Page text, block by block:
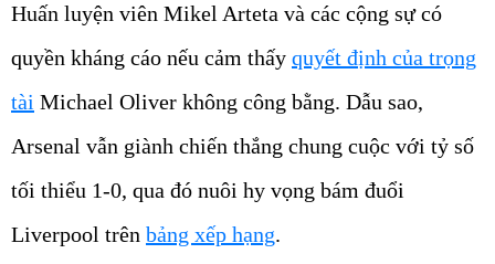
Huấn luyện viên Mikel Arteta và các cộng sự có
quyền kháng cáo nếu cảm thấy quyết định của trọng
tài Michael Oliver không công bằng. Dẫu sao,
Arsenal vẫn giành chiến thắng chung cuộc với tỷ số
tối thiểu 1-0, qua đó nuôi hy vọng bám đuổi
Liverpool trên bảng xếp hạng.